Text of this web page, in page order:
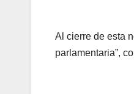
Al cierre de esta
parlamentaria”,